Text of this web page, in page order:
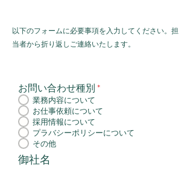
以下のフォームに必要事項を入力してください。担
当者から折り返しご連絡いたします。​
お問い合わせ種別*
業務内容について
お仕事依頼について
採用情報について
プラバシーポリシーについて
その他
御社名